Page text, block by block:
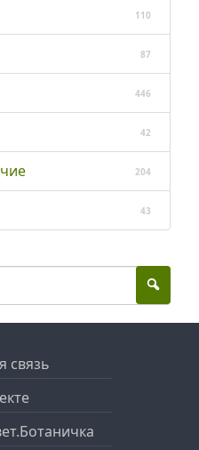
110
87
446
42
204
43
связь